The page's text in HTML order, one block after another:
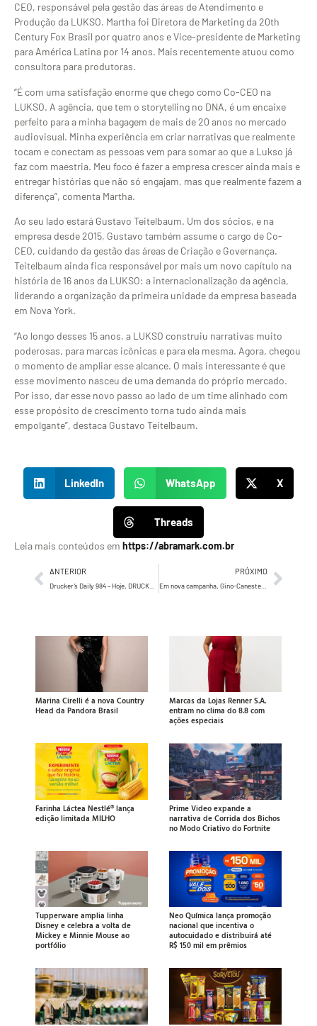
CEO, responsável pela gestão das áreas de Atendimento e
Produção da LUKSO. Martha foi Diretora de Marketing da 20th
Century Fox Brasil por quatro anos e Vice-presidente de Marketing
para América Latina por 14 anos. Mais recentemente atuou como
consultora para produtoras.
“É com uma satisfação enorme que chego como Co-CEO na
LUKSO. A agência, que tem o storytelling no DNA, é um encaixe
perfeito para a minha bagagem de mais de 20 anos no mercado
audiovisual. Minha experiência em criar narrativas que realmente
tocam e conectam as pessoas vem para somar ao que a Lukso já
faz com maestria. Meu foco é fazer a empresa crescer ainda mais e
entregar histórias que não só engajam, mas que realmente fazem a
diferença”, comenta Martha.
Ao seu lado estará Gustavo Teitelbaum. Um dos sócios, e na
empresa desde 2015, Gustavo também assume o cargo de Co-
CEO, cuidando da gestão das áreas de Criação e Governança.
Teitelbaum ainda fica responsável por mais um novo capítulo na
história de 16 anos da LUKSO: a internacionalização da agência,
liderando a organização da primeira unidade da empresa baseada
em Nova York.
“Ao longo desses 15 anos, a LUKSO construiu narrativas muito
poderosas, para marcas icônicas e para ela mesma. Agora, chegou
o momento de ampliar esse alcance. O mais interessante é que
esse movimento nasceu de uma demanda do próprio mercado.
Por isso, dar esse novo passo ao lado de um time alinhado com
esse propósito de crescimento torna tudo ainda mais
empolgante”, destaca Gustavo Teitelbaum.
LinkedIn WhatsApp X
Threads
Leia mais conteúdos em https://abramark.com.br
ANTERIOR PRÓXIMO
Em nova campanha, Gino-Canesten® incentiva consumidores a “botarem a ‘ppk’ na mesa”
Marina Cirelli é a nova Country
Head da Pandora Brasil
Marcas da Lojas Renner S.A.
entram no clima do 8.8 com
ações especiais
Farinha Láctea Nestlé® lança
edição limitada MILHO
Prime Video expande a
narrativa de Corrida dos Bichos
no Modo Criativo do Fortnite
Tupperware amplia linha
Disney e celebra a volta de
Mickey e Minnie Mouse ao
portfólio
Neo Química lança promoção
nacional que incentiva o
autocuidado e distribuirá até
R$ 150 mil em prêmios